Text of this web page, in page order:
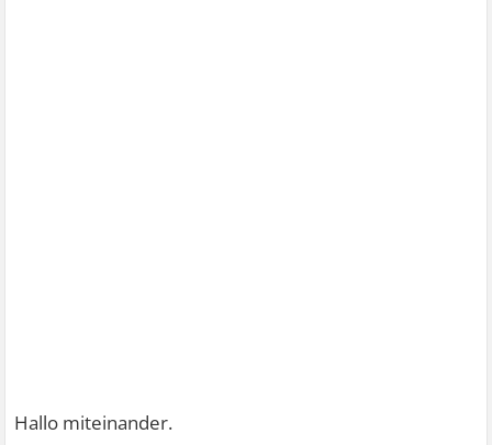
Hallo miteinander.